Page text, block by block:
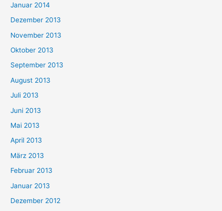
Januar 2014
Dezember 2013
November 2013
Oktober 2013
September 2013
August 2013
Juli 2013
Juni 2013
Mai 2013
April 2013
März 2013
Februar 2013
Januar 2013
Dezember 2012